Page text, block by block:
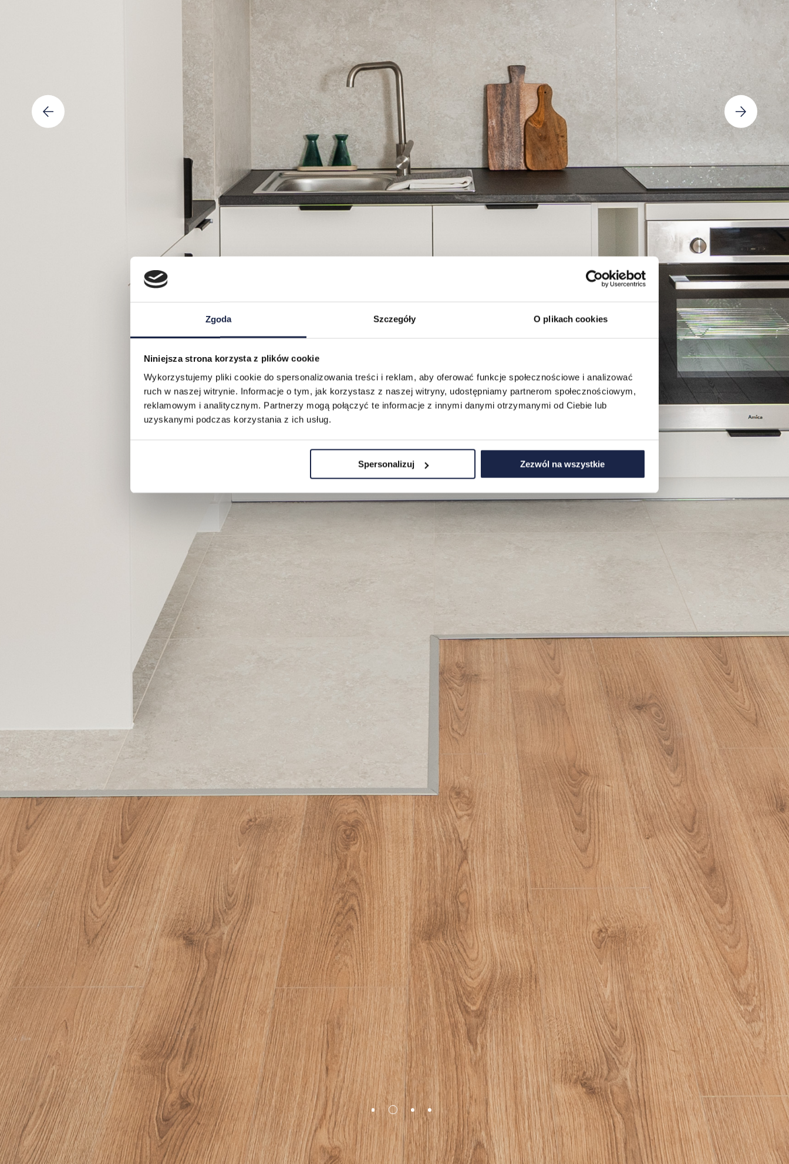
Zgoda Szczegóły O plikach cookies
Niniejsza strona korzysta z plików cookie
Wykorzystujemy pliki cookie do spersonalizowania treści i reklam, aby oferować funkcje społecznościowe i analizować
ruch w naszej witrynie. Informacje o tym, jak korzystasz z naszej witryny, udostępniamy partnerom społecznościowym,
reklamowym i analitycznym. Partnerzy mogą połączyć te informacje z innymi danymi otrzymanymi od Ciebie lub
uzyskanymi podczas korzystania z ich usług.
Spersonalizuj Zezwól na wszystkie